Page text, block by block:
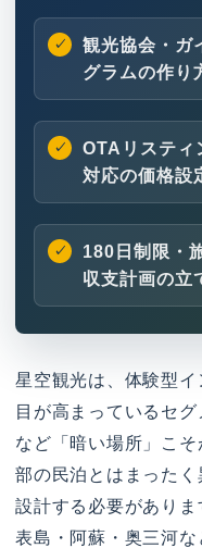
観光協会・ガ
グラムの作り
OTAリスティ
対応の価格設
180日制限・
収支計画の立
星空観光は、体験型
目が高まっているセ
など「暗い場所」こ
部の民泊とはまった
設計する必要があり
表島・阿蘇・奥三河